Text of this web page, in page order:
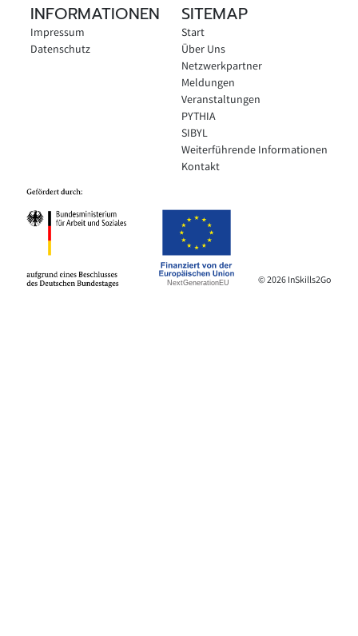
INFORMATIONEN
Impressum
Datenschutz
SITEMAP
Start
Über Uns
Netzwerkpartner
Meldungen
Veranstaltungen
PYTHIA
SIBYL
Weiterführende Informationen
Kontakt
© 2026 InSkills2Go